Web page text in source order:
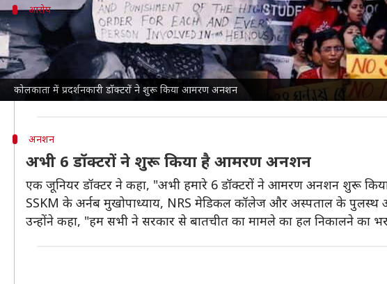
कोलकाता में प्रदर्शनकारी डॉक्टरों ने शुरू किया आमरण अनशन
आरोप
डॉक्टरों ने सरकार पर लगाया मांगे पूरी न करने का आरोप
एक जूनियर डॉक्टर ने PTIसे कहा, "राज्य सरकार हमारी मांगों को पूरा
पारदर्शिता बनाए रखने के लिए हमने उस मंच पर CCTV कैमरे लगाए हैं, जहां
उन्होंने कहा, "हम काम पर तो लौट आए हैं, लेकिन कुछ भी नहीं खाएंगे। अगर
अनशन
अभी 6 डॉक्टरों ने शुरू किया है आमरण अनशन
एक जूनियर डॉक्टर ने कहा, "अभी हमारे 6 डॉक्टरों ने आमरण अनशन शुरू
SSKM के अर्नब मुखोपाध्याय, NRS मेडिकल कॉलेज और अस्पताल के पुलस्थ
उन्होंने कहा, "हम सभी ने सरकार से बातचीत का मामले का हल निकालने का